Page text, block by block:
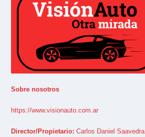
Sobre nosotros
https://www.visionauto.com.ar
Director/Propietario: Carlos Daniel Saavedra